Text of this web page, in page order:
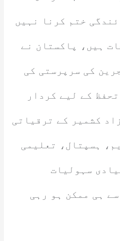
ختم کرنا نہیں
ہیں، پاکستان نے
کی سرپرستی کی
کے لیے کردار
کشمیر کے ترقیاتی
ہسپتال، تعلیمی
سہولیات
ہی ممکن ہو رہی